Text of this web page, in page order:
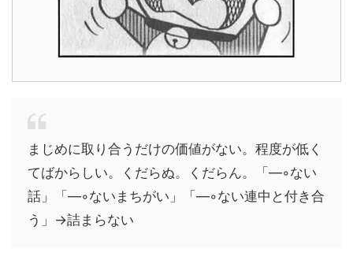
まじめに取り合うだけの価値がない。程度が低く
てばからしい。くだらぬ。くだらん。「—◦ない
話」「—◦ないまちがい」「—◦ない連中と付き合
う」→詰まらない